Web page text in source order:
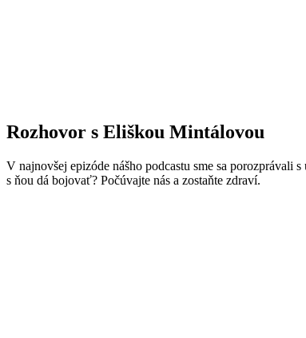
Rozhovor s Eliškou Mintálovou
V najnovšej epizóde nášho podcastu sme sa
s ňou dá bojovať? Počúvajte nás a zostaňte zdraví.